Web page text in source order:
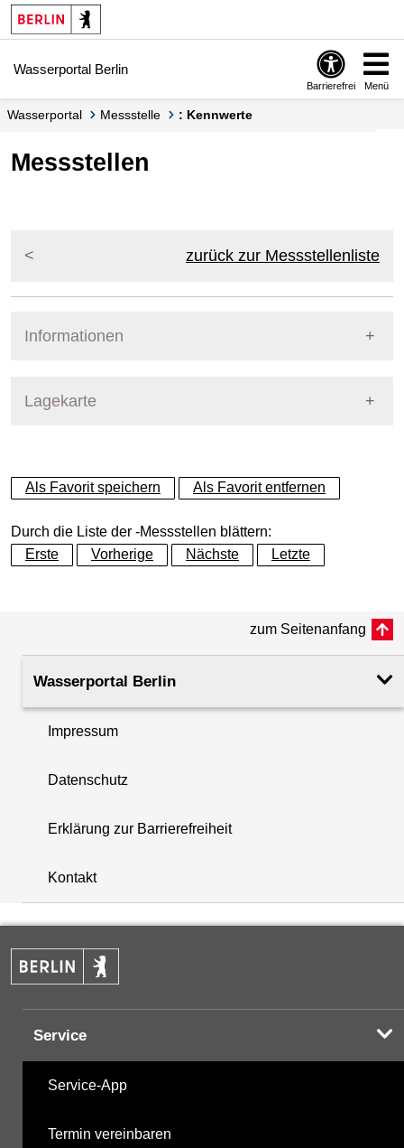
Springe zur Navigation
Springe zum Inhalt
Wasserportal Berlin
Barrierefrei Menü
Wasserportal Messstelle : Kennwerte
Messstellen
zurück zur Messstellenliste
Informationen
Lagekarte
+
−
+
−
Als Favorit speichern Als Favorit entfernen
Durch die Liste der -Messstellen blättern:
Erste
Vorherige Nächste Letzte
zum Seitenanfang
Wasserportal Berlin
Impressum
Datenschutz
Erklärung zur Barrierefreiheit
Kontakt
Service
Service-App
Termin vereinbaren